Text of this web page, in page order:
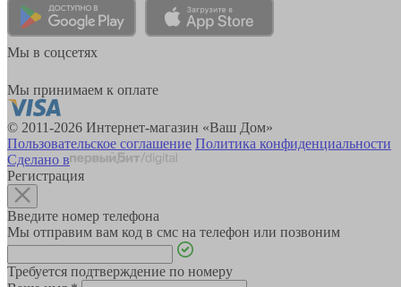
Мы в соцсетях
Мы принимаем к оплате
© 2011-2026 Интернет-магазин «Ваш Дом»
Пользовательское соглашение Политика конфиденциальности
Сделано в
Регистрация
Введите номер телефона
Мы отправим вам код в смс на телефон или позвоним
Требуется подтверждение по номеру